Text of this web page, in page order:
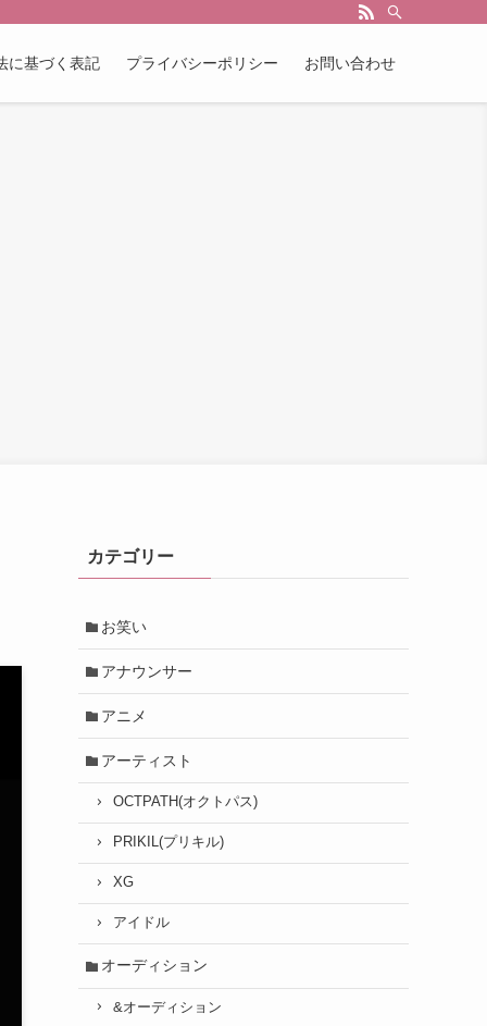
に基づく表記 プライバシーポリシー お問い合わせ
カテゴリー
お笑い
アナウンサー
アニメ
アーティスト
OCTPATH(オクトパス)
PRIKIL(プリキル)
XG
アイドル
オーディション
&オーディション